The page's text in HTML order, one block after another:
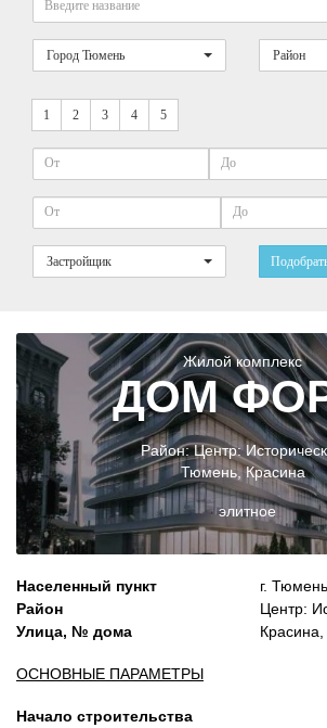
Город Тюмень Район
1 2 3 4 5
Застройщик
Жилой комплекс
ДОМ
Район:Центр:
Тюмень,Красина
элитное
Населенный пункт
Район
Улица, № дома
ОСНОВНЫЕ ПАРАМЕТРЫ
Начало строительства
г. Тюмень
Центр:
Красина,